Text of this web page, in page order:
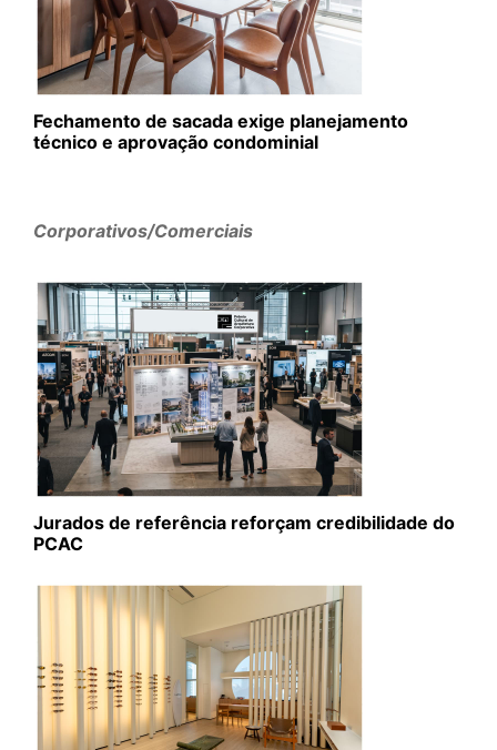
Fechamento de sacada exige planejamento
técnico e aprovação condominial
Corporativos/Comerciais
Jurados de referência reforçam credibilidade do
PCAC